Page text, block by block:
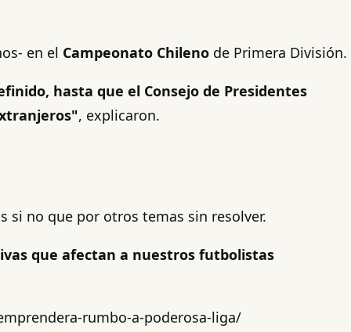
en el Campeonato Chileno de Primera División.
hasta que el Consejo de Presidentes
, explicaron.
si no que por otros temas sin resolver.
que afectan a nuestros futbolistas
rumbo-a-poderosa-liga/